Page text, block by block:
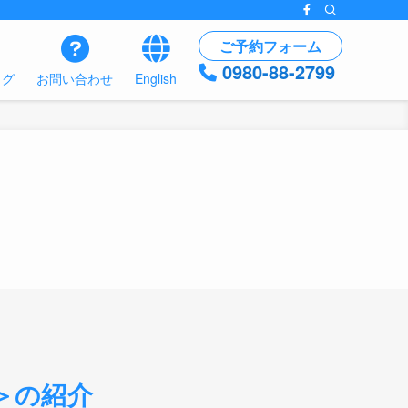
お問い合わせ English
ご予約フォーム
0980-88-2799
の紹介